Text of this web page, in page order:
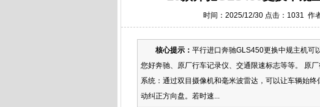
时间：2025/12/30 点击： 1031 作
核心提示： 平行进口奔驰GLS450更换中规主机可
您好奔驰、原厂行车记录仪、交通限速标志等等。 原
系统：通过双目摄像机和毫米波雷达，可以让车辆始
动纠正方向盘。若时速...